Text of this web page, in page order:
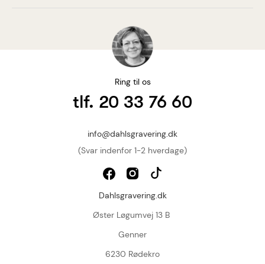
Ring til os
tlf. 20 33 76 60
info@dahlsgravering.dk
(Svar indenfor 1-2 hverdage)
Dahlsgravering.dk
Øster Løgumvej 13 B
Genner
6230 Rødekro